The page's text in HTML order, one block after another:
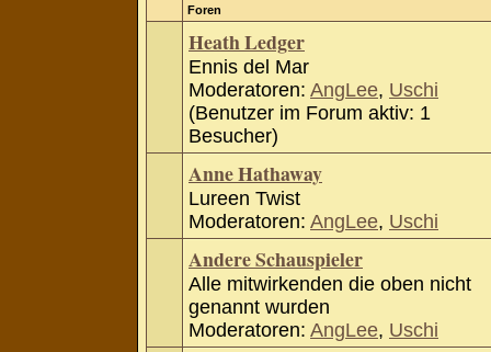
Foren
Heath Ledger
Ennis del Mar
Moderatoren: AngLee, Uschi
(Benutzer im Forum aktiv: 1
Besucher)
Anne Hathaway
Lureen Twist
Moderatoren: AngLee, Uschi
Andere Schauspieler
Alle mitwirkenden die oben nicht
genannt wurden
Moderatoren: AngLee, Uschi